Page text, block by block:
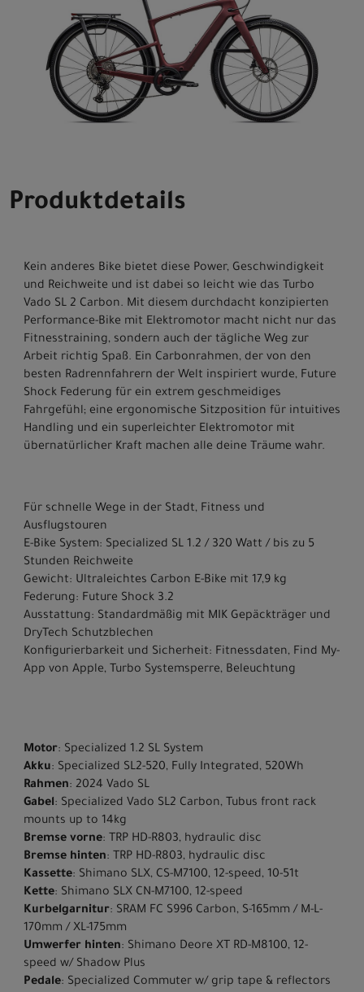
Produktdetails
Kein anderes Bike bietet diese Power, Geschwindigkeit
und Reichweite und ist dabei so leicht wie das Turbo
Vado SL 2 Carbon. Mit diesem durchdacht konzipierten
Performance-Bike mit Elektromotor macht nicht nur das
Fitnesstraining, sondern auch der tägliche Weg zur
Arbeit richtig Spaß. Ein Carbonrahmen, der von den
besten Radrennfahrern der Welt inspiriert wurde, Future
Shock Federung für ein extrem geschmeidiges
Fahrgefühl; eine ergonomische Sitzposition für intuitives
Handling und ein superleichter Elektromotor mit
übernatürlicher Kraft machen alle deine Träume wahr.
Für schnelle Wege in der Stadt, Fitness und
Ausflugstouren
E-Bike System: Specialized SL 1.2 / 320 Watt / bis zu 5
Stunden Reichweite
Gewicht: Ultraleichtes Carbon E-Bike mit 17,9 kg
Federung: Future Shock 3.2
Ausstattung: Standardmäßig mit MIK Gepäckträger und
DryTech Schutzblechen
Konfigurierbarkeit und Sicherheit: Fitnessdaten, Find My-
App von Apple, Turbo Systemsperre, Beleuchtung
Motor: Specialized 1.2 SL System
Akku: Specialized SL2-520, Fully Integrated, 520Wh
Rahmen: 2024 Vado SL
Gabel: Specialized Vado SL2 Carbon, Tubus front rack
mounts up to 14kg
Bremse vorne: TRP HD-R803, hydraulic disc
Bremse hinten: TRP HD-R803, hydraulic disc
Kassette: Shimano SLX, CS-M7100, 12-speed, 10-51t
Kette: Shimano SLX CN-M7100, 12-speed
Kurbelgarnitur: SRAM FC S996 Carbon, S-165mm / M-L-
170mm / XL-175mm
Umwerfer hinten: Shimano Deore XT RD-M8100, 12-
speed w/ Shadow Plus
Pedale: Specialized Commuter w/ grip tape & reflectors